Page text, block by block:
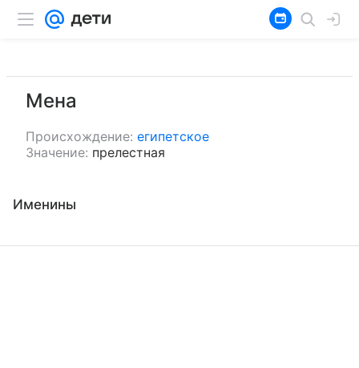
Мена
Происхождение: египетское
Значение: прелестная
Именины